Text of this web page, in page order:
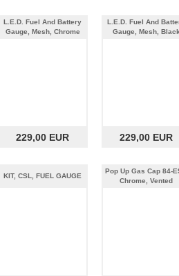
L.E.D. Fuel And Battery
Gauge, Mesh, Chrome
229,00 EUR
L.E.D. Fuel And
Gauge, Mesh,
229,00 EUR
KIT, CSL, FUEL GAUGE
Pop Up Gas Cap 84-
Chrome, Vented